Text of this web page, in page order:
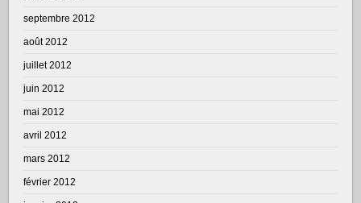
septembre 2012
août 2012
juillet 2012
juin 2012
mai 2012
avril 2012
mars 2012
février 2012